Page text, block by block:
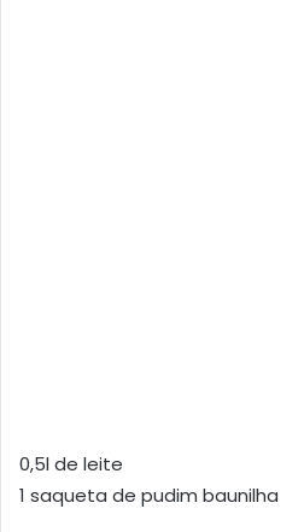
0,5l de leite
1 saqueta de pudim baunilha